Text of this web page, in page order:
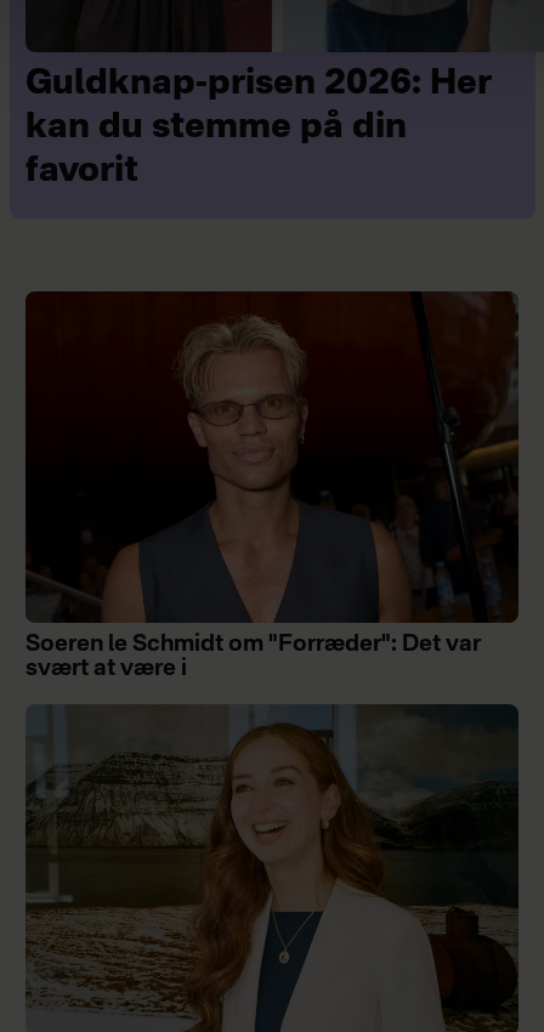
Guldknap-prisen 2026: Her
kan du stemme på din
favorit
Soeren le Schmidt om "Forræder": Det var
svært at være i